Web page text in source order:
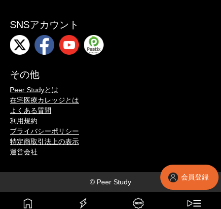
会員登録
SNSアカウント
その他
Peer Studyとは
在宅医療カレッジとは
よくある質問
利用規約
プライバシーポリシー
特定商取引法上の表示
運営会社
© Peer Study